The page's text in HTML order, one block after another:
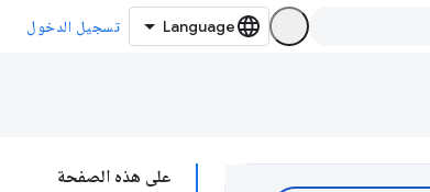
تسجيل الدخول
على هذه الصفحة